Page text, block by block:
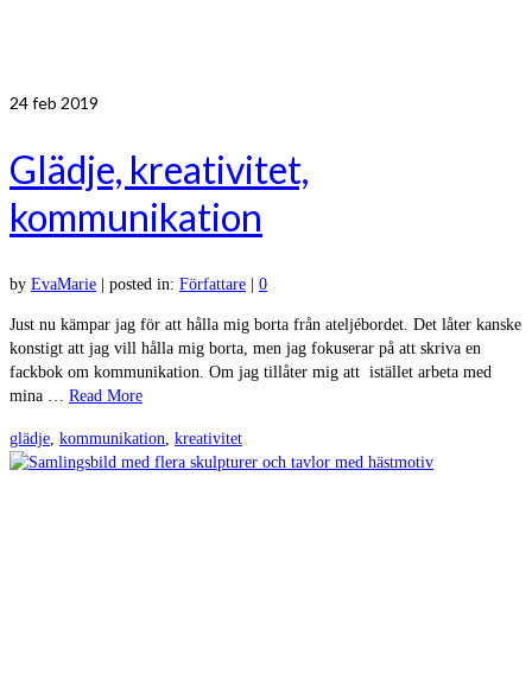
24feb 2019
Glädje, kreativitet,
kommunikation
by EvaMarie posted in: Författare 0
Just nu kämpar jag för att hålla mig borta från ateljébordet. Det låter kanske
konstigt att jag vill hålla mig borta, men jag fokuserar på att skriva en
fackbok om kommunikation. Om jag tillåter mig att istället arbeta med
mina … Read More
glädje, kommunikation, kreativitet